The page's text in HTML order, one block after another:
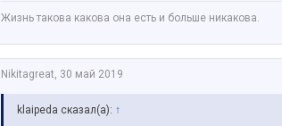
Жизнь такова какова она есть и больше никакова.
Nikitagreat, 30 май 2019
klaipeda сказал(а): ↑